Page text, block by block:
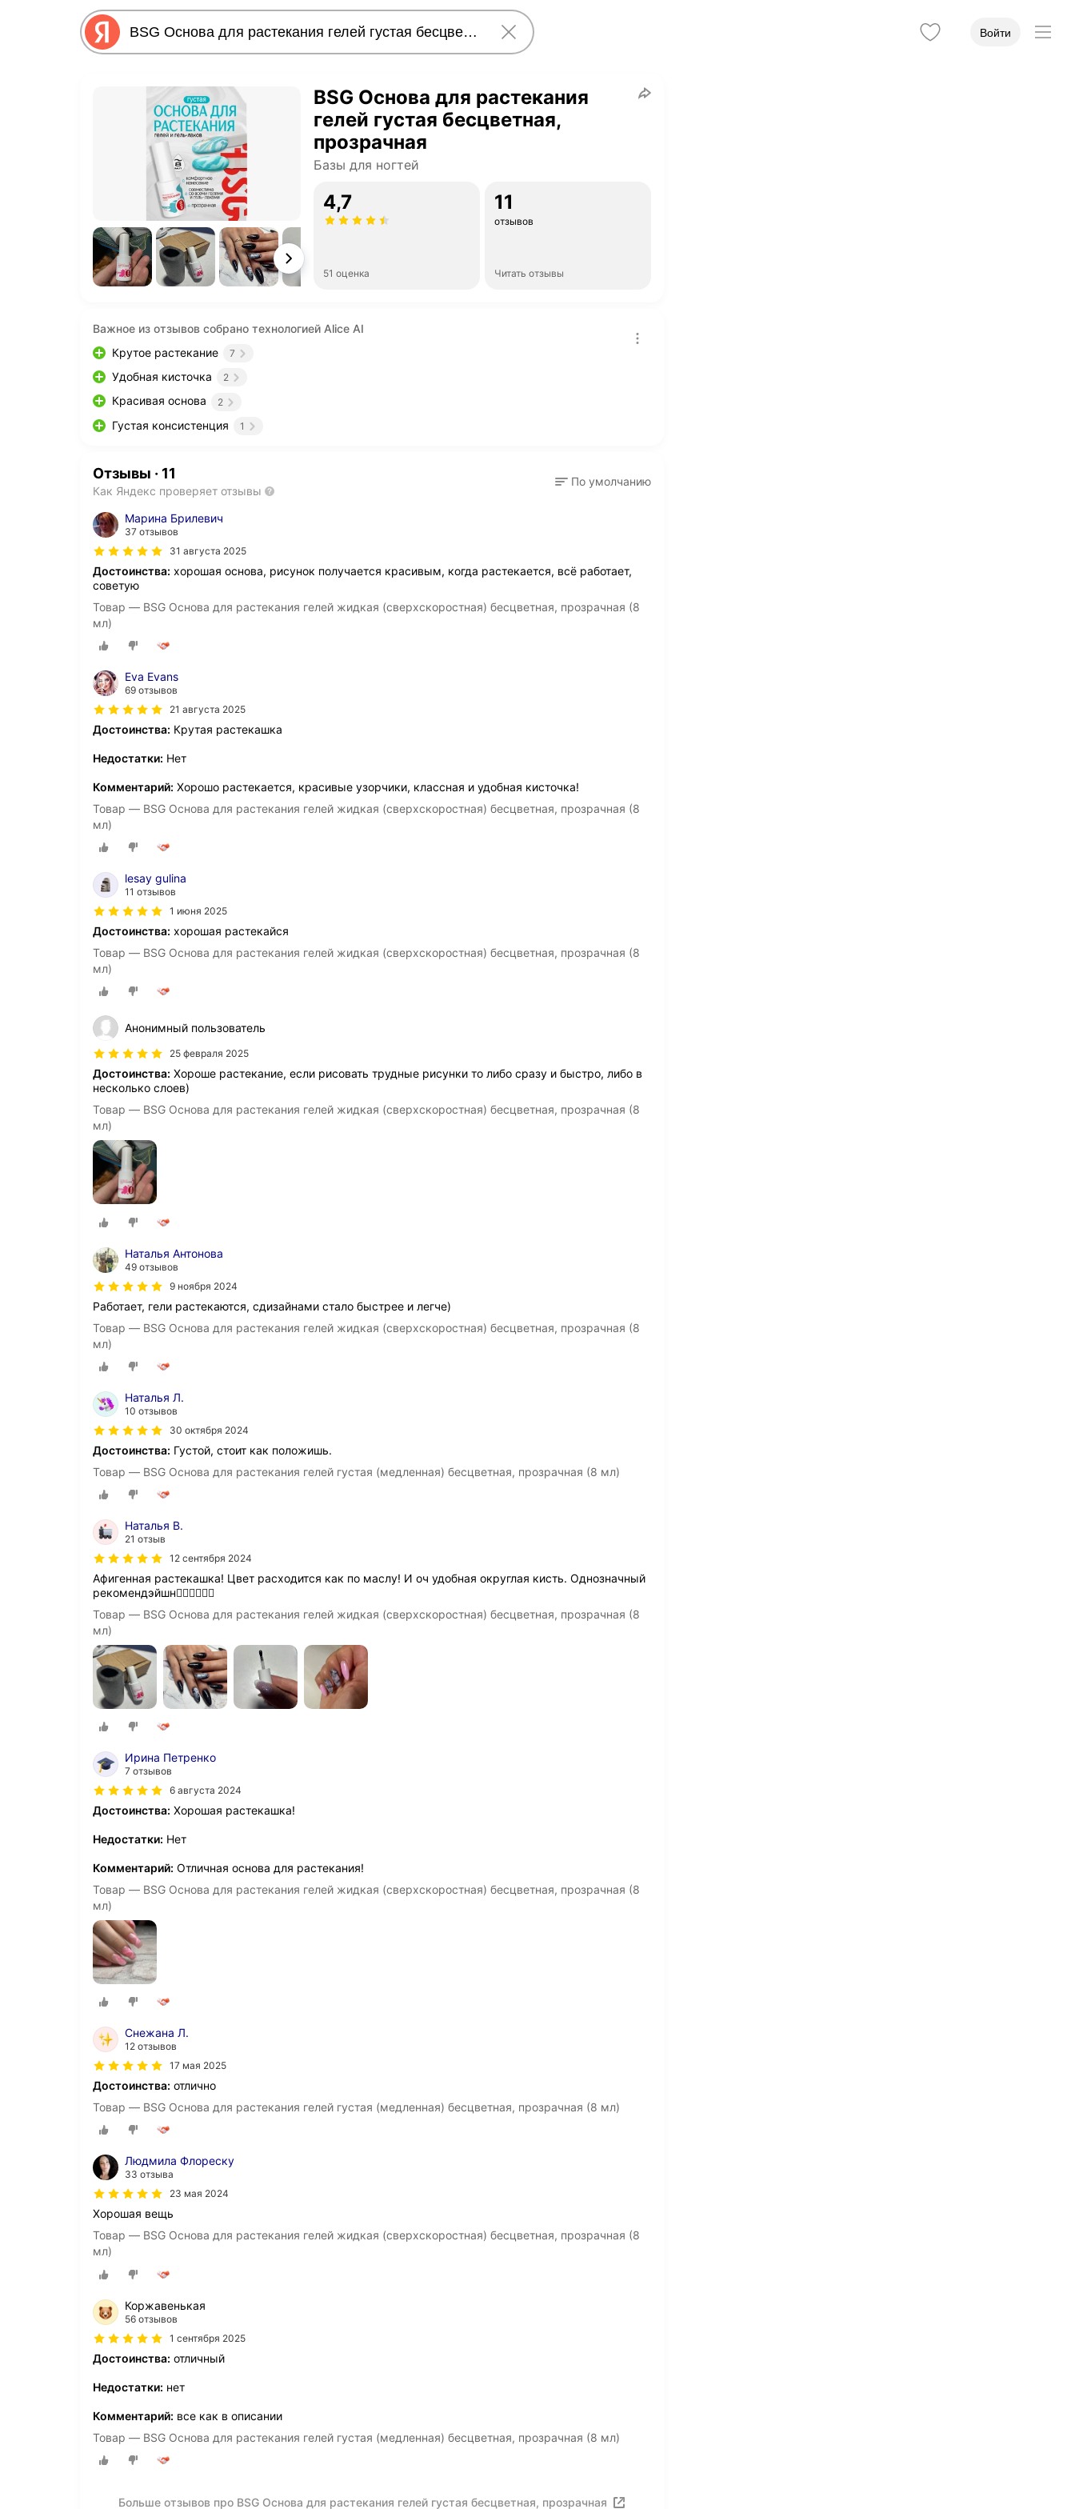
Войти
BSG Основа для растекания
гелей густая бесцветная,
прозрачная
Базы для ногтей
4,7
51 оценка
11
отзывов
Читать отзывы
Важное из отзывов собрано технологией Alice AI
Крутое растекание
7
Удобная кисточка 2
Красивая основа 2
Густая консистенция 1
Отзывы · 11
Как Яндекс проверяет отзывы
По умолчанию
Марина Брилевич
37 отзывов
31 августа 2025
Достоинства: хорошая основа, рисунок получается красивым, когда растекается, всё работает,
советую
Товар — BSG Основа для растекания гелей жидкая (сверхскоростная) бесцветная, прозрачная (8
мл)
Eva Evans
69 отзывов
21 августа 2025
Достоинства: Крутая растекашка
Недостатки: Нет
Комментарий: Хорошо растекается, красивые узорчики, классная и удобная кисточка!
Товар — BSG Основа для растекания гелей жидкая (сверхскоростная) бесцветная, прозрачная (8
мл)
lesay gulina
11 отзывов
1 июня 2025
Достоинства: хорошая растекайся
Товар — BSG Основа для растекания гелей жидкая (сверхскоростная) бесцветная, прозрачная (8
мл)
Анонимный пользователь
25 февраля 2025
Достоинства: Хороше растекание, если рисовать трудные рисунки то либо сразу и быстро, либо в
несколько слоев)
Товар — BSG Основа для растекания гелей жидкая (сверхскоростная) бесцветная, прозрачная (8
мл)
Наталья Антонова
49 отзывов
9 ноября 2024
Работает, гели растекаются, сдизайнами стало быстрее и легче)
Товар — BSG Основа для растекания гелей жидкая (сверхскоростная) бесцветная, прозрачная (8
мл)
Наталья Л.
10 отзывов
30 октября 2024
Достоинства: Густой, стоит как положишь.
Товар — BSG Основа для растекания гелей густая (медленная) бесцветная, прозрачная (8 мл)
Наталья В.
21 отзыв
12 сентября 2024
Афигенная растекашка! Цвет расходится как по маслу! И оч удобная округлая кисть. Однозначный
рекомендэйшн👍🏻👍🏻👍🏻
Товар — BSG Основа для растекания гелей жидкая (сверхскоростная) бесцветная, прозрачная (8
мл)
Ирина Петренко
7 отзывов
6 августа 2024
Достоинства: Хорошая растекашка!
Недостатки: Нет
Комментарий: Отличная основа для растекания!
Товар — BSG Основа для растекания гелей жидкая (сверхскоростная) бесцветная, прозрачная (8
мл)
Снежана Л.
12 отзывов
17 мая 2025
Достоинства: отлично
Товар — BSG Основа для растекания гелей густая (медленная) бесцветная, прозрачная (8 мл)
Людмила Флореску
33 отзыва
23 мая 2024
Хорошая вещь
Товар — BSG Основа для растекания гелей жидкая (сверхскоростная) бесцветная, прозрачная (8
мл)
Коржавенькая
56 отзывов
1 сентября 2025
Достоинства: отличный
Недостатки: нет
Комментарий: все как в описании
Товар — BSG Основа для растекания гелей густая (медленная) бесцветная, прозрачная (8 мл)
Больше отзывов про BSG Основа для растекания гелей густая бесцветная, прозрачная